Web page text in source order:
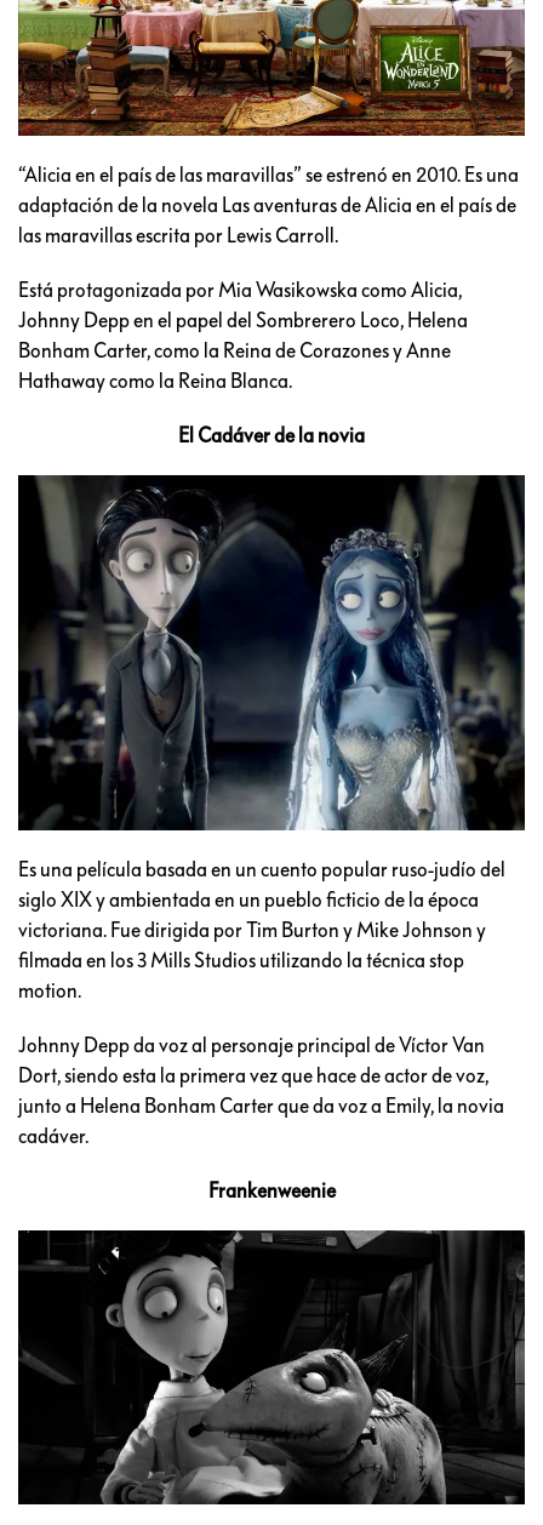
“Alicia en el país de las maravillas” se estrenó en 2010. Es una
adaptación de la novela Las aventuras de Alicia en el país de
las maravillas escrita por Lewis Carroll.
Está protagonizada por Mia Wasikowska como Alicia,
Johnny Depp en el papel del Sombrerero Loco, Helena
Bonham Carter, como la Reina de Corazones y Anne
Hathaway como la Reina Blanca.
El Cadáver de la novia
Es una película basada en un cuento popular ruso-judío del
siglo XIX y ambientada en un pueblo ficticio de la época
victoriana. Fue dirigida por Tim Burton y Mike Johnson y
filmada en los 3 Mills Studios utilizando la técnica stop
motion.
Johnny Depp da voz al personaje principal de Víctor Van
Dort, siendo esta la primera vez que hace de actor de voz,
junto a Helena Bonham Carter que da voz a Emily, la novia
cadáver.
Frankenweenie